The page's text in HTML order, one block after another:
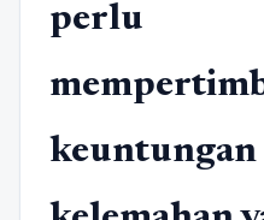
perlu
keuntungan